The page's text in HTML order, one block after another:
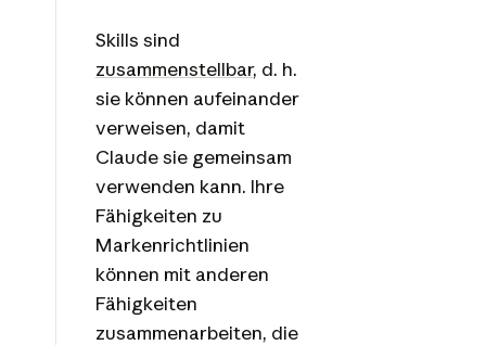
Skills sind
zusammenstellbar, d. h.
sie können aufeinander
verweisen, damit
Claude sie gemeinsam
verwenden kann. Ihre
Fähigkeiten zu
Markenrichtlinien
können mit anderen
Fähigkeiten
zusammenarbeiten, die